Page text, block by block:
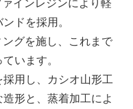
インレジンにより軽
ドを採用。
グを施し、これまで
います。
用し、カシオ山形工
形と、蒸着加工によ